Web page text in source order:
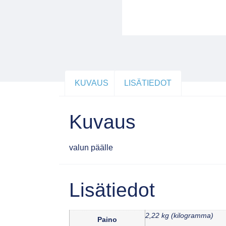
KUVAUS LISÄTIEDOT
Kuvaus
valun päälle
Lisätiedot
Paino 2,22 kg (kilogramma)